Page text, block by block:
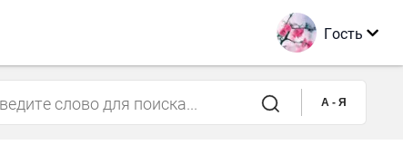
Гость
A - Я